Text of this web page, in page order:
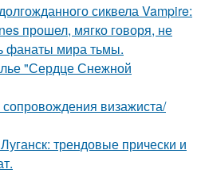
сиквела Vampire:
прошел, мягко говоря, не
фанаты мира тьмы.
"Сердце Снежной
визажиста/
трендовые прически и